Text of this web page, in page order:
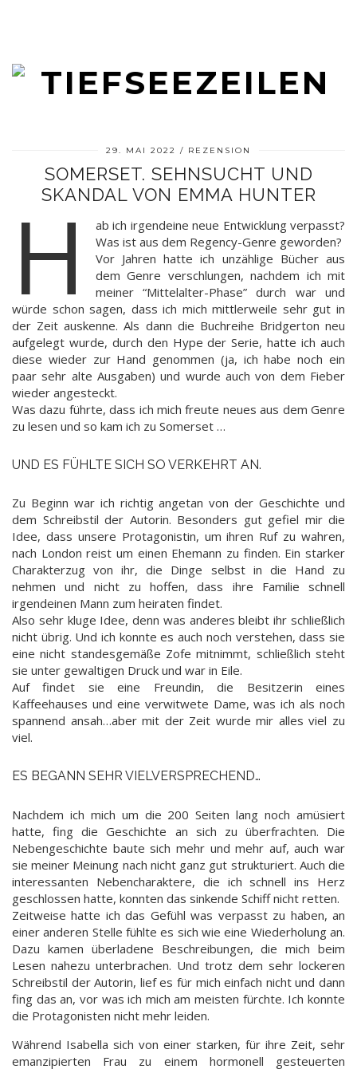
29. MAI 2022 REZENSION
SOMERSET. SEHNSUCHT UND
SKANDAL VON EMMA HUNTER
H
ab ich irgendeine neue Entwicklung verpasst?
Was ist aus dem Regency-Genre geworden?
Vor Jahren hatte ich unzählige Bücher aus
dem Genre verschlungen, nachdem ich mit
meiner “Mittelalter-Phase” durch war und
würde schon sagen, dass ich mich mittlerweile sehr gut in
der Zeit auskenne. Als dann die Buchreihe Bridgerton neu
aufgelegt wurde, durch den Hype der Serie, hatte ich auch
diese wieder zur Hand genommen (ja, ich habe noch ein
paar sehr alte Ausgaben) und wurde auch von dem Fieber
wieder angesteckt.
Was dazu führte, dass ich mich freute neues aus dem Genre
zu lesen und so kam ich zu Somerset …
UND ES FÜHLTE SICH SO VERKEHRT AN.
Zu Beginn war ich richtig angetan von der Geschichte und
dem Schreibstil der Autorin. Besonders gut gefiel mir die
Idee, dass unsere Protagonistin, um ihren Ruf zu wahren,
nach London reist um einen Ehemann zu finden. Ein starker
Charakterzug von ihr, die Dinge selbst in die Hand zu
nehmen und nicht zu hoffen, dass ihre Familie schnell
irgendeinen Mann zum heiraten findet.
Also sehr kluge Idee, denn was anderes bleibt ihr schließlich
nicht übrig. Und ich konnte es auch noch verstehen, dass sie
eine nicht standesgemäße Zofe mitnimmt, schließlich steht
sie unter gewaltigen Druck und war in Eile.
Auf findet sie eine Freundin, die Besitzerin eines
Kaffeehauses und eine verwitwete Dame, was ich als noch
spannend ansah…aber mit der Zeit wurde mir alles viel zu
viel.
ES BEGANN SEHR VIELVERSPRECHEND…
Nachdem ich mich um die 200 Seiten lang noch amüsiert
hatte, fing die Geschichte an sich zu überfrachten. Die
Nebengeschichte baute sich mehr und mehr auf, auch war
sie meiner Meinung nach nicht ganz gut strukturiert. Auch die
interessanten Nebencharaktere, die ich schnell ins Herz
geschlossen hatte, konnten das sinkende Schiff nicht retten.
Zeitweise hatte ich das Gefühl was verpasst zu haben, an
einer anderen Stelle fühlte es sich wie eine Wiederholung an.
Dazu kamen überladene Beschreibungen, die mich beim
Lesen nahezu unterbrachen. Und trotz dem sehr lockeren
Schreibstil der Autorin, lief es für mich einfach nicht und dann
fing das an, vor was ich mich am meisten fürchte. Ich konnte
die Protagonisten nicht mehr leiden.
Während Isabella sich von einer starken, für ihre Zeit, sehr
emanzipierten Frau zu einem hormonell gesteuerten